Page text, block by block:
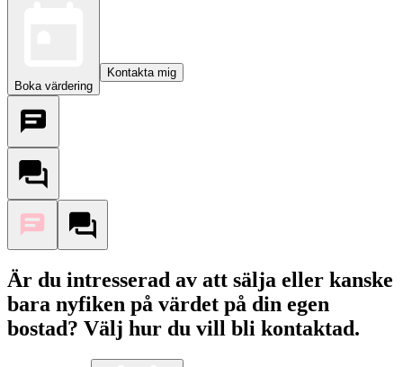
Boka värdering
Kontakta mig
Är du intresserad av att sälja eller kanske
bara nyfiken på värdet på din egen
bostad? Välj hur du vill bli kontaktad.